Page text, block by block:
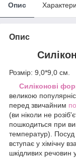
Опис
Опис
Розмір: 9,0*9,0 см.
Силіконові
великою
перед звичайним
(ви ніколи не
пошкодиться при
температур). Посуд
вступає у хімічну
шкідливих речовин